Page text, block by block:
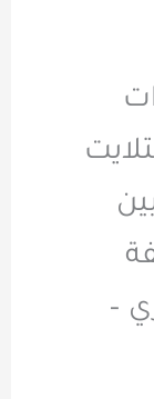
–